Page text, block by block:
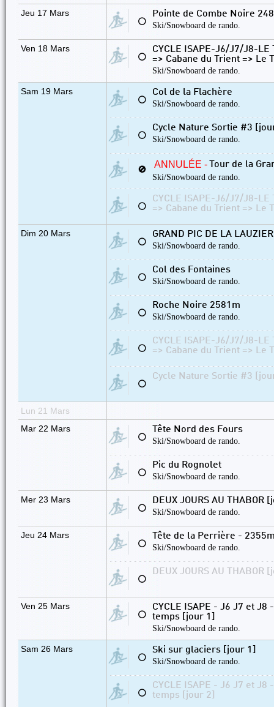
Jeu 17 Mars
⚪
Pointe de Combe Noire
Ski/Snowboard de rando.
Ven 18 Mars
⚪
CYCLE ISAPE-J6/J7/J8-
=> Cabane du Trient => Le
Ski/Snowboard de rando.
Sam 19 Mars
⚪
Col de la Flachère
Ski/Snowboard de rando.
⚪
Cycle Nature Sortie #3
Ski/Snowboard de rando.
🚫 ANNULÉE -
Tour de la
Ski/Snowboard de rando.
⚪
CYCLE ISAPE-J6/J7/J8-
=> Cabane du Trient => Le
Dim 20 Mars
⚪
GRAND PIC DE LA
Ski/Snowboard de rando.
⚪
Col des Fontaines
Ski/Snowboard de rando.
⚪
Roche Noire 2581m
Ski/Snowboard de rando.
⚪
CYCLE ISAPE-J6/J7/J8-
=> Cabane du Trient => Le
⚪
Cycle Nature Sortie #3
Lun 21 Mars
Mar 22 Mars
⚪
Tête Nord des Fours
Ski/Snowboard de rando.
⚪
Pic du Rognolet
Ski/Snowboard de rando.
Mer 23 Mars
⚪
DEUX JOURS AU THABOR
Ski/Snowboard de rando.
Jeu 24 Mars
⚪
Tête de la Perrière -
Ski/Snowboard de rando.
⚪
DEUX JOURS AU THABOR
Ven 25 Mars
⚪
CYCLE ISAPE - J6 J7 et
temps [jour 1]
Ski/Snowboard de rando.
Sam 26 Mars
⚪
Ski sur glaciers [jour 1]
Ski/Snowboard de rando.
⚪
CYCLE ISAPE - J6 J7 et
temps [jour 2]